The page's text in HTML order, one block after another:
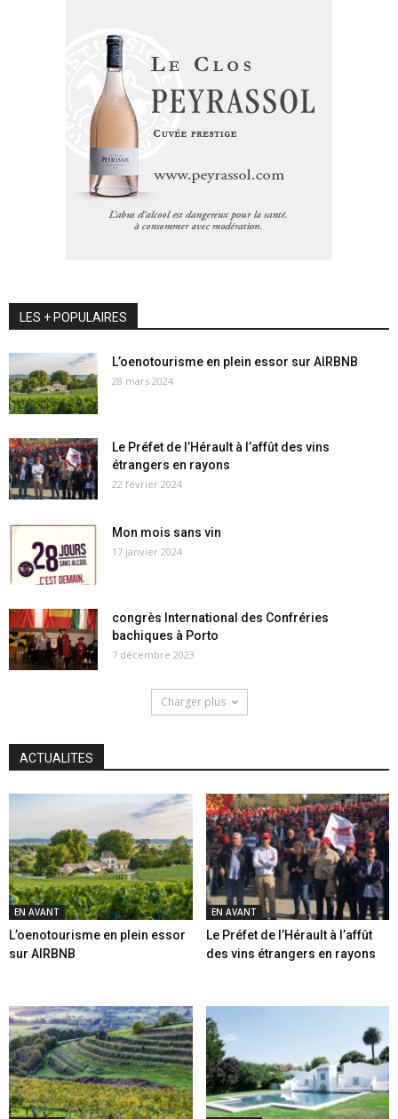
LES + POPULAIRES
L’oenotourisme en plein essor sur AIRBNB
28 mars 2024
Le Préfet de l’Hérault à l’affût des vins
étrangers en rayons
22 février 2024
Mon mois sans vin
17 janvier 2024
congrès International des Confréries
bachiques à Porto
7 décembre 2023
Charger plus
ACTUALITES
EN AVANT
L’oenotourisme en plein essor
sur AIRBNB
EN AVANT
Le Préfet de l’Hérault à l’affût
des vins étrangers en rayons